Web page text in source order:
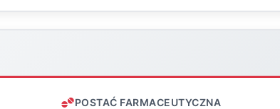
POSTAĆ FARMACEUTYCZNA